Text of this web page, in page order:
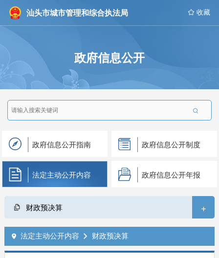
汕头市城市管理和综合执法局  收藏
政府信息公开

政府信息公开指南 政府信息公开制度
法定主动公开内容 政府信息公开年报
财政预决算 +
 法定主动公开内容  财政预决算